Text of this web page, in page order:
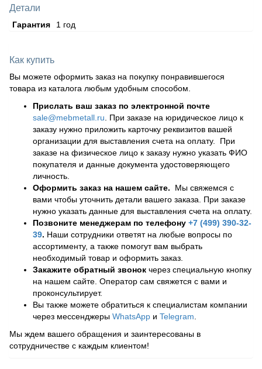
Детали
Гарантия 1 год
Как купить
Вы можете оформить заказ на покупку понравившегося
товара из каталога любым удобным способом.
Прислать ваш заказ по электронной почте
sale@mebmetall.ru . При заказе на юридическое лицо к
заказу нужно приложить карточку реквизитов вашей
организации для выставления счета на оплату. При
заказе на физическое лицо к заказу нужно указать ФИО
покупателя и данные документа удостоверяющего
личность.
Оформить заказ на нашем сайте. Мы свяжемся с
вами чтобы уточнить детали вашего заказа. При заказе
нужно указать данные для выставления счета на оплату.
Позвоните менеджерам по телефону +7 (499) 390-32-
39. Наши сотрудники ответят на любые вопросы по
ассортименту, а также помогут вам выбрать
необходимый товар и оформить заказ.
Закажите обратный звонок через специальную кнопку
на нашем сайте. Оператор сам свяжется с вами и
проконсультирует.
Вы также можете обратиться к специалистам компании
через мессенджеры WhatsApp и Telegram
Мы ждем вашего обращения и заинтересованы в
сотрудничестве с каждым клиентом!